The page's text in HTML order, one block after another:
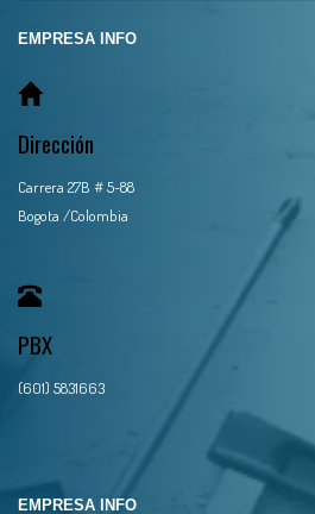
EMPRESA INFO
Dirección
Carrera 27B # 5-88
Bogota /Colombia
PBX
(601) 5831663
EMPRESA INFO